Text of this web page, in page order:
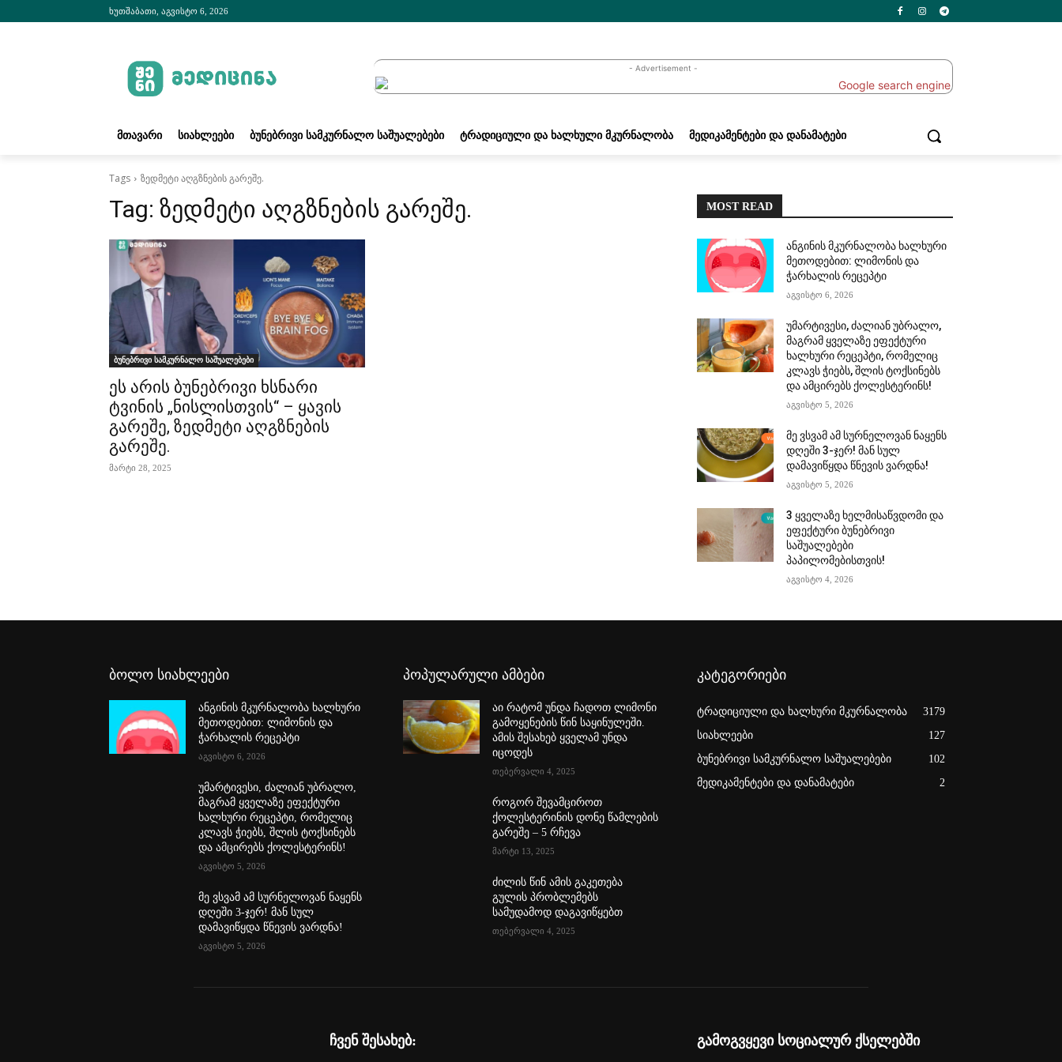
ხუთშაბათი, აგვისტო 6, 2026
- Advertisement -
ᲛᲗᲐᲕᲐᲠᲘ ᲡᲘᲐᲮᲚᲔᲔᲑᲘ ᲑᲣᲜᲔᲑᲠᲘᲕᲘ ᲡᲐᲛᲙᲣᲠᲜᲐᲚᲝ ᲡᲐᲨᲣᲐᲚᲔᲑᲔᲑᲘ ᲢᲠᲐᲓᲘᲪᲘᲣᲚᲘ ᲓᲐ ᲮᲐᲚᲮᲣᲚᲘ ᲛᲙᲣᲠᲜᲐᲚᲝᲑᲐ ᲛᲔᲓᲘᲙᲐᲛᲔᲜᲢᲔᲑᲘ ᲓᲐ ᲓᲐᲜᲐᲛᲐᲢᲔᲑᲘ
Tags ზედმეტი აღგზნების გარეშე.
Tag: ზედმეტი აღგზნების გარეშე.
ბუნებრივი სამკურნალო საშუალებები
ეს არის ბუნებრივი ხსნარი
ტვინის „ნისლისთვის“ – ყავის
გარეშე, ზედმეტი აღგზნების
გარეშე.
მარტი 28, 2025
MOST READ
ანგინის მკურნალობა ხალხური
მეთოდებით: ლიმონის და
ჭარხალის რეცეპტი
აგვისტო 6, 2026
უმარტივესი, ძალიან უბრალო,
მაგრამ ყველაზე ეფექტური
ხალხური რეცეპტი, რომელიც
კლავს ჭიებს, შლის ტოქსინებს
და ამცირებს ქოლესტერინს!
აგვისტო 5, 2026
მე ვსვამ ამ სურნელოვან ნაყენს
დღეში 3-ჯერ! მან სულ
დამავიწყდა წნევის ვარდნა!
აგვისტო 5, 2026
3 ყველაზე ხელმისაწვდომი და
ეფექტური ბუნებრივი
საშუალებები
პაპილომებისთვის!
აგვისტო 4, 2026
ბოლო სიახლეები
ანგინის მკურნალობა ხალხური
მეთოდებით: ლიმონის და
ჭარხალის რეცეპტი
აგვისტო 6, 2026
უმარტივესი, ძალიან უბრალო,
მაგრამ ყველაზე ეფექტური
ხალხური რეცეპტი, რომელიც
კლავს ჭიებს, შლის ტოქსინებს
და ამცირებს ქოლესტერინს!
აგვისტო 5, 2026
მე ვსვამ ამ სურნელოვან ნაყენს
დღეში 3-ჯერ! მან სულ
დამავიწყდა წნევის ვარდნა!
აგვისტო 5, 2026
პოპულარული ამბები
აი რატომ უნდა ჩადოთ ლიმონი
გამოყენების წინ საყინულეში.
ამის შესახებ ყველამ უნდა
იცოდეს
თებერვალი 4, 2025
როგორ შევამციროთ
ქოლესტერინის დონე წამლების
გარეშე – 5 რჩევა
მარტი 13, 2025
ძილის წინ ამის გაკეთება
გულის პრობლემებს
სამუდამოდ დაგავიწყებთ
თებერვალი 4, 2025
კატეგორიები
ტრადიციული და ხალხური მკურნალობა
3179
სიახლეები
127
ბუნებრივი სამკურნალო საშუალებები
102
მედიკამენტები და დანამატები
2
ჩვენ შესახებ: გამოგვყევი სოციალურ ქსელებში